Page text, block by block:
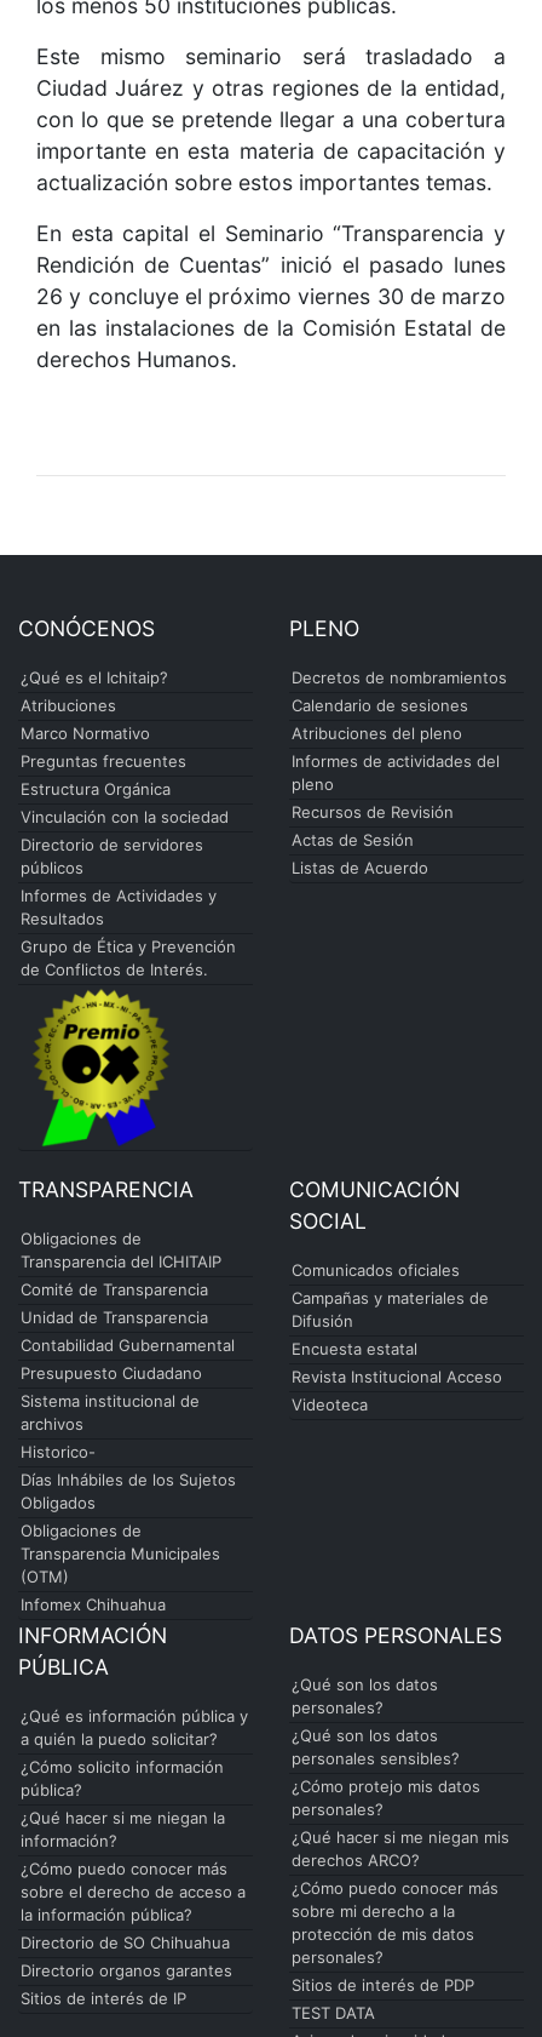
los menos 50 instituciones públicas.
Este mismo seminario será trasladado a
Ciudad Juárez y otras regiones de la entidad,
con lo que se pretende llegar a una cobertura
importante en esta materia de capacitación y
actualización sobre estos importantes temas.
En esta capital el Seminario “Transparencia y
Rendición de Cuentas” inició el pasado lunes
26 y concluye el próximo viernes 30 de marzo
en las instalaciones de la Comisión Estatal de
derechos Humanos.
CONÓCENOS
¿Qué es el Ichitaip?
Atribuciones
Marco Normativo
Preguntas frecuentes
Estructura Orgánica
Vinculación con la sociedad
Directorio de servidores
públicos
Informes de Actividades y
Resultados
Grupo de Ética y Prevención
de Conflictos de Interés.
PLENO
Decretos de nombramientos
Calendario de sesiones
Atribuciones del pleno
Informes de actividades del
pleno
Recursos de Revisión
Actas de Sesión
Listas de Acuerdo
TRANSPARENCIA
Obligaciones de
Transparencia del ICHITAIP
Comité de Transparencia
Unidad de Transparencia
Contabilidad Gubernamental
Presupuesto Ciudadano
Sistema institucional de
archivos
Historico-
Días Inhábiles de los Sujetos
Obligados
Obligaciones de
Transparencia Municipales
(OTM)
Infomex Chihuahua
COMUNICACIÓN
SOCIAL
Comunicados oficiales
Campañas y materiales de
Difusión
Encuesta estatal
Revista Institucional Acceso
Videoteca
INFORMACIÓN
PÚBLICA
¿Qué es información pública y
a quién la puedo solicitar?
¿Cómo solicito información
pública?
¿Qué hacer si me niegan la
información?
¿Cómo puedo conocer más
sobre el derecho de acceso a
la información pública?
Directorio de SO Chihuahua
Directorio organos garantes
Sitios de interés de IP
DATOS PERSONALES
¿Qué son los datos
personales?
¿Qué son los datos
personales sensibles?
¿Cómo protejo mis datos
personales?
¿Qué hacer si me niegan mis
derechos ARCO?
¿Cómo puedo conocer más
sobre mi derecho a la
protección de mis datos
personales?
Sitios de interés de PDP
TEST DATA